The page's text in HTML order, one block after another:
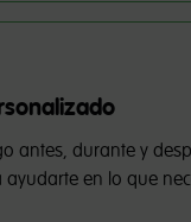
antes, durante y
en lo que